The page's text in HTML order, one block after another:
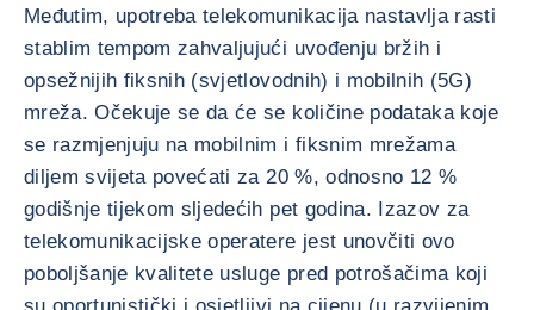
Međutim, upotreba telekomunikacija nastavlja rasti
stablim tempom zahvaljujući uvođenju bržih i
opsežnijih fiksnih (svjetlovodnih) i mobilnih (5G)
mreža. Očekuje se da će se količine podataka koje
se razmjenjuju na mobilnim i fiksnim mrežama
diljem svijeta povećati za 20 %, odnosno 12 %
godišnje tijekom sljedećih pet godina. Izazov za
telekomunikacijske operatere jest unovčiti ovo
poboljšanje kvalitete usluge pred potrošačima koji